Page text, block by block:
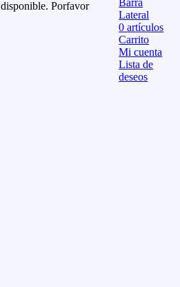
Porfavor
Barra
Lateral
0artículos
Carrito
Mi cuenta
Lista de
deseos